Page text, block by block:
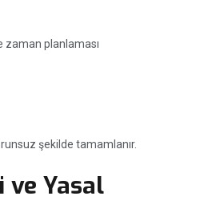
zaman planlaması
şekilde tamamlanır.
ve Yasal